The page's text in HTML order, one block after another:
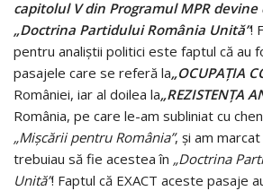
capitolul V din Programul MPR
„Doctrina Partidului România Unită”!
pentru analiştii politici este faptul că au
pasajele care se referă la„OCUPAŢIA
României, iar al doilea la„REZISTENŢA
România, pe care le-am subliniat cu
„Mişcării pentru România”, şi am
trebuiau să fie acestea în „Doctrina
Unită”! Faptul că EXACT aceste pasaje